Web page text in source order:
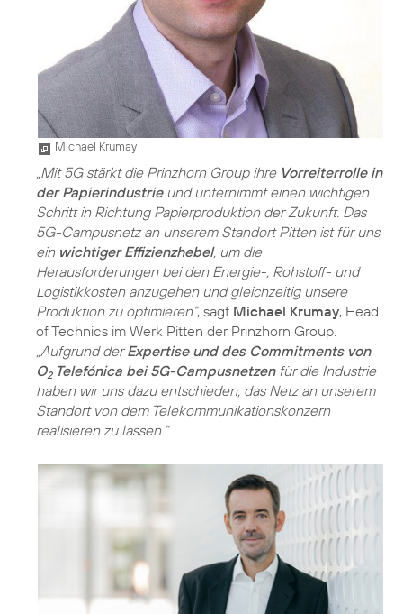
Michael Krumay
„Mit 5G stärkt die Prinzhorn Group ihre Vorreiterrolle in
der Papierindustrieund unternimmt einen wichtigen
Schritt in Richtung Papierproduktion der Zukunft. Das
5G-Campusnetz an unserem Standort Pitten ist für uns
ein wichtiger Effizienzhebel, um die
Herausforderungen bei den Energie-, Rohstoff- und
Logistikkosten anzugehen und gleichzeitig unsere
Produktion zu optimieren“, sagt Michael Krumay, Head
of Technics im Werk Pitten der Prinzhorn Group.
„Aufgrund derExpertise und des Commitments von
O2Telefónica bei 5G-Campusnetzenfür die Industrie
haben wir uns dazu entschieden, das Netz an unserem
Standort von dem Telekommunikationskonzern
realisieren zu lassen.“